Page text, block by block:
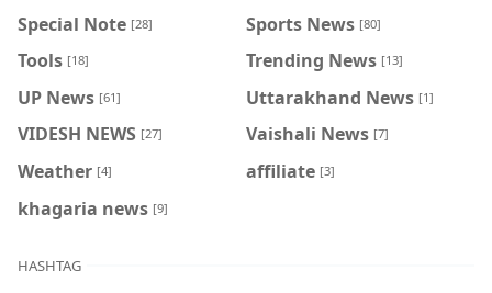
Special Note [28] Sports News [80]
Tools [18] Trending News [13]
UP News [61] Uttarakhand News [1]
VIDESH NEWS [27] Vaishali News [7]
Weather [4] affiliate [3]
khagaria news [9]
HASHTAG